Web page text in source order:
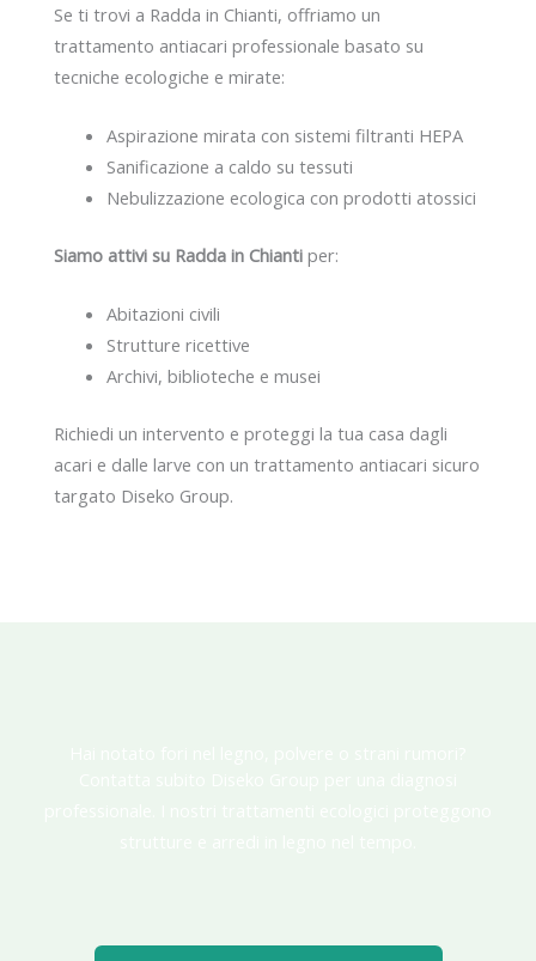
Se ti trovi a Radda in Chianti, offriamo un
trattamento antiacari professionale basato su
tecniche ecologiche e mirate:
Aspirazione mirata con sistemi filtranti HEPA
Sanificazione a caldo su tessuti
Nebulizzazione ecologica con prodotti atossici
Siamo attivi su Radda in Chianti per:
Abitazioni civili
Strutture ricettive
Archivi, biblioteche e musei
Richiedi un intervento e proteggi la tua casa dagli
acari e dalle larve con un trattamento antiacari sicuro
targato Diseko Group.